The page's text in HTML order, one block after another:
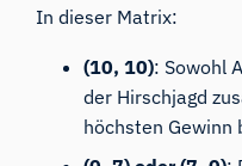
In dieser Matrix:
(10, 10): Sowohl
der Hirschjagd
höchsten Gewinn